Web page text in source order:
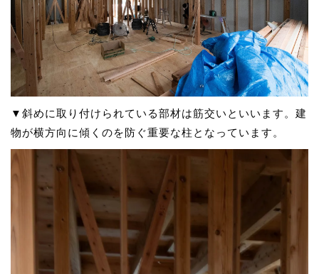
▼斜めに取り付けられている部材は筋交いといいます。建
物が横方向に傾くのを防ぐ重要な柱となっています。